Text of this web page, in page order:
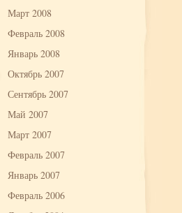
Март 2008
Февраль 2008
Январь 2008
Октябрь 2007
Сентябрь 2007
Май 2007
Март 2007
Февраль 2007
Январь 2007
Февраль 2006